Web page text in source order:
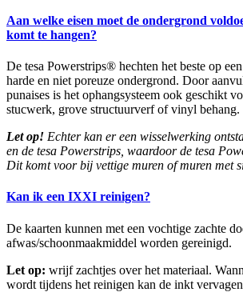
Aan welke eisen moet de ondergrond
komt te hangen?
De tesa Powerstrips® hechten het beste op
harde en niet poreuze ondergrond. Door
punaises is het ophangsysteem ook geschikt
stucwerk, grove structuurverf of vinyl behang.
Let op! Echter kan er een wisselwerking
en de tesa Powerstrips, waardoor de tesa
Dit komt voor bij vettige muren of muren met
Kan ik een IXXI reinigen?
De kaarten kunnen met een vochtige zachte
afwas/schoonmaakmiddel worden gereinigd.
Let op: wrijf zachtjes over het materiaal.
wordt tijdens het reinigen kan de inkt